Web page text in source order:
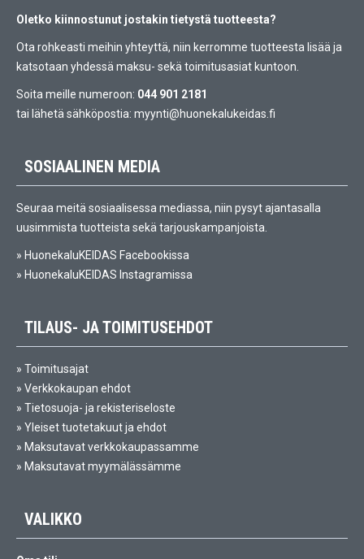
Oletko kiinnostunut jostakin tietystä tuotteesta?
Ota rohkeasti meihin yhteyttä, niin kerromme tuotteesta lisää ja
katsotaan yhdessä maksu- sekä toimitusasiat kuntoon.
Soita meille numeroon: 044 901 2181
tai lähetä sähköpostia: myynti@huonekalukeidas.fi
SOSIAALINEN MEDIA
Seuraa meitä sosiaalisessa mediassa, niin pysyt ajantasalla
uusimmista tuotteista sekä tarjouskampanjoista.
» HuonekaluKEIDAS Facebookissa
» HuonekaluKEIDAS Instagramissa
TILAUS- JA TOIMITUSEHDOT
» Toimitusajat
» Verkkokaupan ehdot
» Tietosuoja- ja rekisteriseloste
» Yleiset tuotetakuut ja ehdot
» Maksutavat verkkokaupassamme
» Maksutavat myymälässämme
VALIKKO